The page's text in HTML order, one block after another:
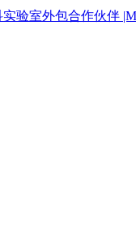
验室外包合作伙伴